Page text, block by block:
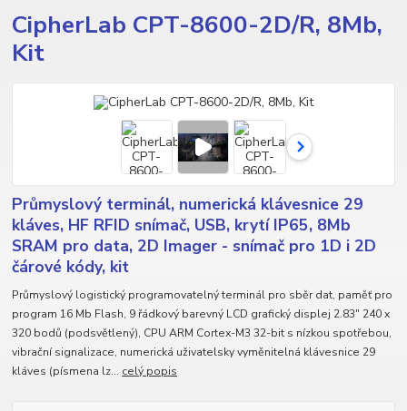
CipherLab CPT-8600-2D/R, 8Mb,
Kit
Průmyslový terminál, numerická klávesnice 29
kláves, HF RFID snímač, USB, krytí IP65, 8Mb
SRAM pro data, 2D Imager - snímač pro 1D i 2D
čárové kódy, kit
Průmyslový logistický programovatelný terminál pro sběr dat, paměť pro
program 16 Mb Flash, 9 řádkový barevný LCD grafický displej 2.83" 240 x
320 bodů (podsvětlený), CPU ARM Cortex-M3 32-bit s nízkou spotřebou,
vibrační signalizace, numerická uživatelsky vyměnitelná klávesnice 29
kláves (písmena lz... celý popis